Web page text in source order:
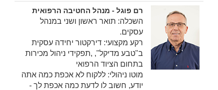
רם פוגל - מנהל החטיבה הרפואית
השכלה: תואר ראשון ושני במנהל
עסקים.
רקע מקצועי: דירקטור יחידה עסקית
ב"טבע מדיקל", ,תפקידי ניהול מכירות
בתחום הציוד הרפואי
מוטו ניהולי: ללקוח לא אכפת כמה אתה
יודע, חשוב לו לדעת כמה אכפת לך -